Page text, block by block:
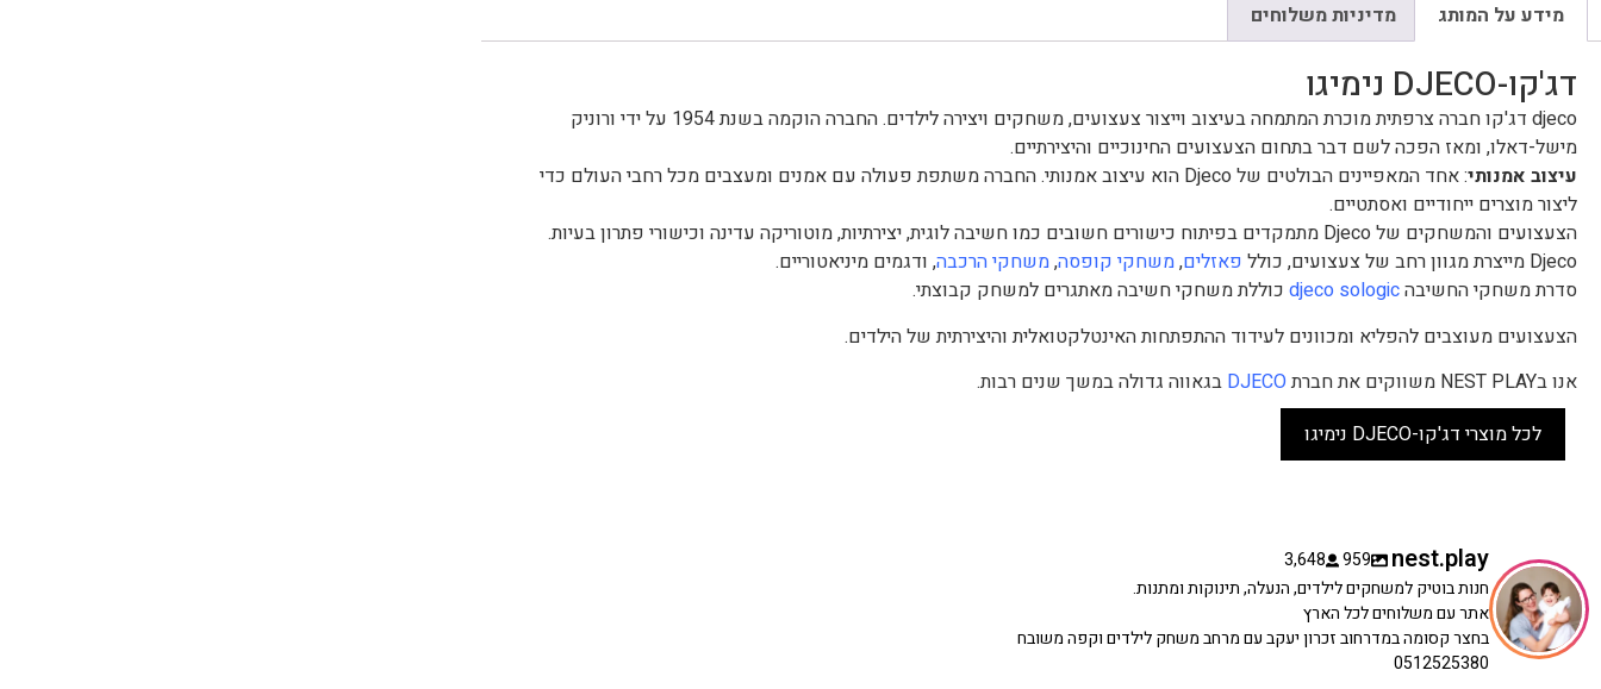
מידע על המותג מדיניות משלוחים
דג'קו-DJECO נימיגו
djeco דג'קו חברה צרפתית מוכרת המתמחה בעיצוב וייצור צעצועים, משחקים ויצירה לילדים. החברה הוקמה בשנת 1954 על ידי ורוניק
מישל-דאלו, ומאז הפכה לשם דבר בתחום הצעצועים החינוכיים והיצירתיים.
עיצוב אמנותי
: אחד המאפיינים הבולטים של Djeco הוא עיצוב אמנותי. החברה משתפת פעולה עם אמנים ומעצבים מכל רחבי העולם כדי
ליצור מוצרים ייחודיים ואסתטיים.
הצעצועים והמשחקים של Djeco מתמקדים בפיתוח כישורים חשובים כמו חשיבה לוגית, יצירתיות, מוטוריקה עדינה וכישורי פתרון בעיות.
Djeco מייצרת מגוון רחב של צעצועים, כולל
פאזלים,משחקי קופסה,משחקי הרכבה, ודגמים מיניאטוריים.
סדרת משחקי החשיבהdjeco sologic כוללת משחקי חשיבה מאתגרים למשחק קבוצתי.
הצעצועים מעוצבים להפליא ומכוונים לעידוד ההתפתחות האינטלקטואלית והיצירתית של הילדים.
אנו בNEST PLAY משווקים את חברת
DJECO בגאווה גדולה במשך שנים רבות.
לכל מוצרי דג'קו-DJECO נימיגו
nest.play
959
3,648
חנות בוטיק למשחקים לילדים, הנעלה, תינוקות ומתנות.
אתר עם משלוחים לכל הארץ
בחצר קסומה במדרחוב זכרון יעקב עם מרחב משחק לילדים וקפה משובח
0512525380